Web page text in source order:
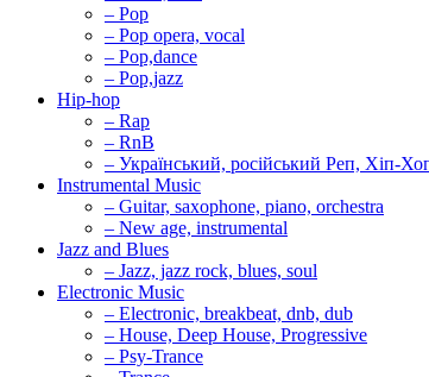
– Pop
– Pop opera, vocal
– Pop,dance
– Pop,jazz
Hip-hop
– Rap
– RnB
– Український, російський Реп, Хіп-
Instrumental Music
– Guitar, saxophone, piano, orchestra
– New age, instrumental
Jazz and Blues
– Jazz, jazz rock, blues, soul
Electronic Music
– Electronic, breakbeat, dnb, dub
– House, Deep House, Progressive
– Psy-Trance